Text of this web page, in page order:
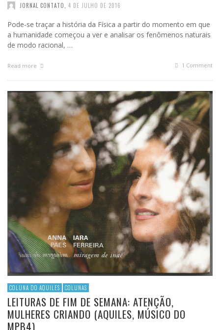
JORNAL CONTATO 4 DE JULHO DE 2016
Pode-se traçar a história da Física a partir do momento em que
a humanidade começou a ver e analisar os fenômenos naturais
de modo racional, …
Read more 1 Comment
COLUNA DO AQUILES COLUNAS
LEITURAS DE FIM DE SEMANA: ATENÇÃO,
MULHERES CRIANDO (AQUILES, MÚSICO DO
MPB4)